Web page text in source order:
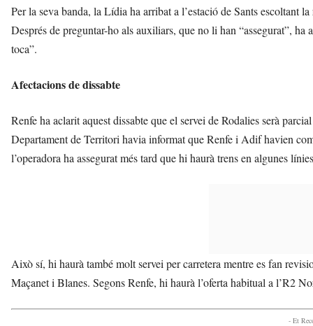
Per la seva banda, la Lídia ha arribat a l’estació de Sants escoltant
Després de preguntar-ho als auxiliars, que no li han “assegurat”,
toca”.
Afectacions de dissabte
Renfe ha aclarit aquest dissabte que el servei de Rodalies serà
Departament de Territori havia informat que Renfe i Adif havien
l’operadora ha assegurat més tard que hi haurà trens en algunes
Això sí, hi haurà també molt servei per carretera mentre es fan
Maçanet i Blanes. Segons Renfe, hi haurà l’oferta habitual a l’R2
- Et